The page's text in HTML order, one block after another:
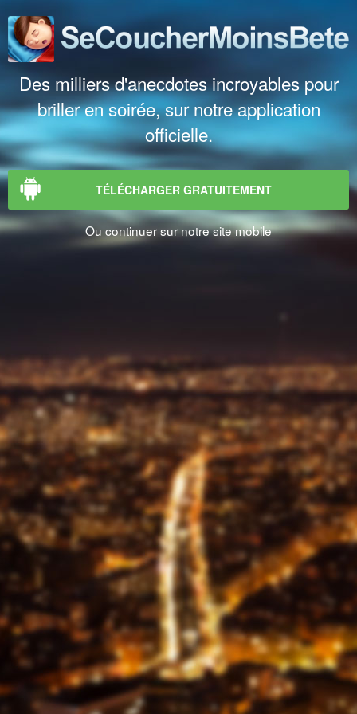
Des milliers d'anecdotes incroyables pour
briller en soirée, sur notre application
officielle.
TÉLÉCHARGER GRATUITEMENT
Ou continuer sur notre site mobile